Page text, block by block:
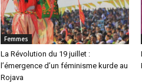
Femmes
La Révolution du 19 juillet :
l’émergence d’un féminisme kurde au
Rojava